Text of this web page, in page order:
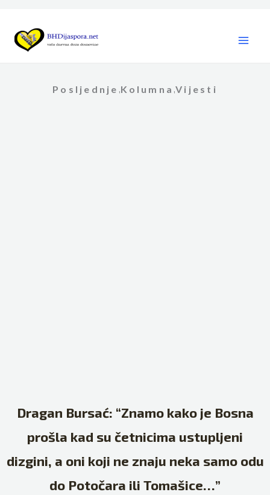
content
Posljednje ,Kolumna ,Vijesti
Dragan Bursać: “Znamo kako je Bosna
prošla kad su četnicima ustupljeni
dizgini, a oni koji ne znaju neka samo odu
do Potočara ili Tomašice…”